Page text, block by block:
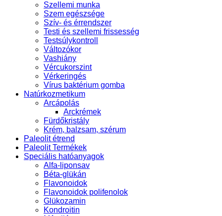
Szellemi munka
Szem egészsége
Szív- és érrendszer
Testi és szellemi frissesség
Testsúlykontroll
Változókor
Vashiány
Vércukorszint
Vérkeringés
Vírus baktérium gomba
Natúrkozmetikum
Arcápolás
Arckrémek
Fürdőkristály
Krém, balzsam, szérum
Paleolit étrend
Paleolit Termékek
Speciális hatóanyagok
Alfa-liponsav
Béta-glükán
Flavonoidok
Flavonoidok polifenolok
Glükozamin
Kondroitin